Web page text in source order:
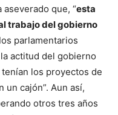
que, “esta
trabajo del gobierno
parlamentarios
la actitud del gobierno
los proyectos de
cajón”. Aun así,
otros tres años